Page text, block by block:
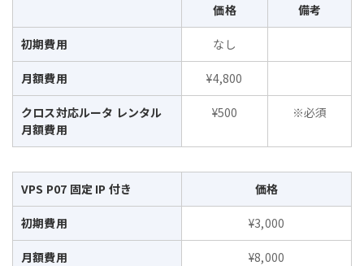
価格 備考
初期費用 なし
月額費用 ¥4,800
クロス対応ルータ レンタル
月額費用
¥500 ※必須
VPS P07 固定 IP 付き 価格
初期費用 ¥3,000
月額費用 ¥8,000